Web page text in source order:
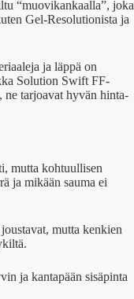
“muovikankaalla”, joka
Gel-Resolutionista ja
ja läppä on
Solution Swift FF-
ne tarjoavat hyvän hinta-
mutta kohtuullisen
ja mikään sauma ei
mutta kenkien
ja kantapään sisäpinta